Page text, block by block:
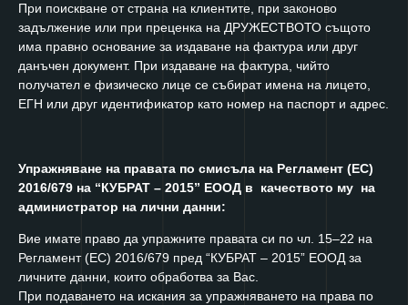
При поискване от страна на клиентите, при законово
задължение или при преценка на ДРУЖЕСТВОТО същото
има правно основание за издаване на фактура или друг
данъчен документ. При издаване на фактура, чийто
получател е физическо лице се събират имена на лицето,
ЕГН или друг идентификатор като номер на паспорт и адрес.
Упражняване на правата по смисъла на Регламент (ЕС)
2016/679 на “КУБРАТ – 2015” ЕООД в качеството му на
администратор на лични данни:
Вие имате право да упражните правата си по чл. 15–22 на
Регламент (ЕС) 2016/679 пред “КУБРАТ – 2015” ЕООД за
личните данни, които обработва за Вас.
При подаването на искания за упражняването на права по